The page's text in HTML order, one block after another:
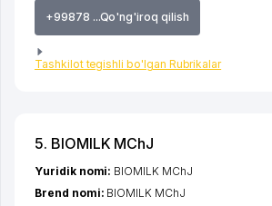
+99878 ...Qo'ng'iroq qilish
Tashkilot tegishli bo'lgan Rubrikalar
5. BIOMILK MChJ
Yuridik nomi: BIOMILK MChJ
Brend nomi: BIOMILK MChJ